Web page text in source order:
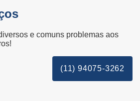
e comuns problemas aos
(11) 94075-3262